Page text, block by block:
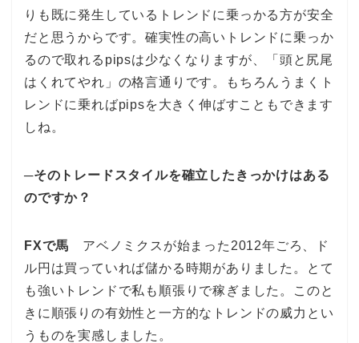
りも既に発生しているトレンドに乗っかる方が安全
だと思うからです。確実性の高いトレンドに乗っか
るので取れるpipsは少なくなりますが、「頭と尻尾
はくれてやれ」の格言通りです。もちろんうまくト
レンドに乗ればpipsを大きく伸ばすこともできます
しね。
─そのトレードスタイルを確立したきっかけはある
のですか？
FXで馬 アベノミクスが始まった2012年ごろ、ド
ル円は買っていれば儲かる時期がありました。とて
も強いトレンドで私も順張りで稼ぎました。このと
きに順張りの有効性と一方的なトレンドの威力とい
うものを実感しました。